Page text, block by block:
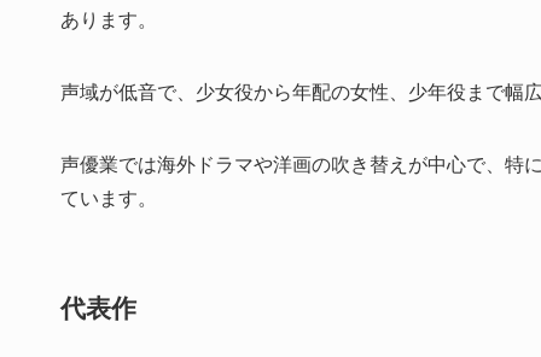
あります。
声域が低音で、少女役から年配の女性、少年役まで幅
声優業では海外ドラマや洋画の吹き替えが中心で、特
ています。
代表作